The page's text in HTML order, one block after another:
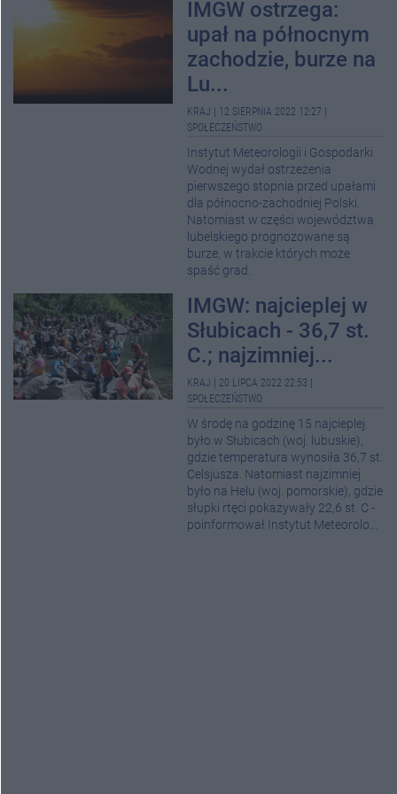
IMGW ostrzega:
upał na północnym
zachodzie, burze na
Lu...
KRAJ 12 SIERPNIA 2022 12:27
SPOŁECZEŃSTWO
Instytut Meteorologii i Gospodarki
Wodnej wydał ostrzeżenia
pierwszego stopnia przed upałami
dla północno-zachodniej Polski.
Natomiast w części województwa
lubelskiego prognozowane są
burze, w trakcie których może
spaść grad.
IMGW: najcieplej w
Słubicach - 36,7 st.
C.; najzimniej...
KRAJ 20 LIPCA 2022 22:53
SPOŁECZEŃSTWO
W środę na godzinę 15 najcieplej
było w Słubicach (woj. lubuskie),
gdzie temperatura wynosiła 36,7 st.
Celsjusza. Natomiast najzimniej
było na Helu (woj. pomorskie), gdzie
słupki rtęci pokazywały 22,6 st. C -
poinformował Instytut Meteorolo...